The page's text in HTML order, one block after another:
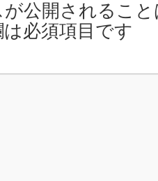
が公開されるこ
必須項目です